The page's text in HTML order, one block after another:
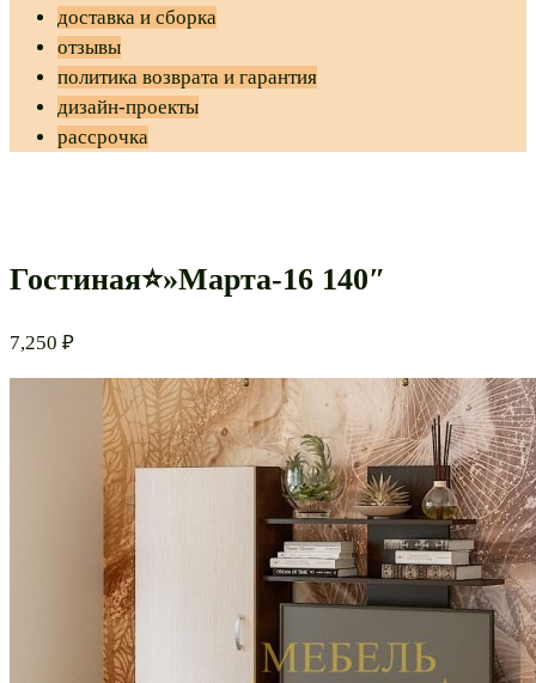
доставка и сборка
отзывы
политика возврата и гарантия
дизайн-проекты
рассрочка
Гостиная⭐»Марта-16 140″
7,250 ₽